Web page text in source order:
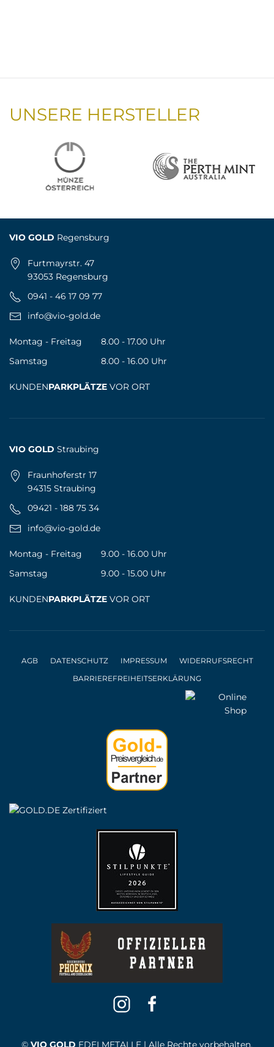
UNSERE HERSTELLER
VIO GOLD Regensburg
Furtmayrstr. 47
93053 Regensburg
0941 - 46 17 09 77
info@vio-gold.de
Montag - Freitag
8.00 - 17.00 Uhr
Samstag
8.00 - 16.00 Uhr
KUNDENPARKPLÄTZE VOR ORT
VIO GOLD Straubing
Fraunhoferstr 17
94315 Straubing
09421 - 188 75 34
info@vio-gold.de
Montag - Freitag
9.00 - 16.00 Uhr
Samstag
9.00 - 15.00 Uhr
KUNDENPARKPLÄTZE VOR ORT
AGB DATENSCHUTZ IMPRESSUM
WIDERRUFSRECHT
BARRIEREFREIHEITSERKLÄRUNG
© VIO GOLD EDELMETALLE | Alle Rechte vorbehalten.